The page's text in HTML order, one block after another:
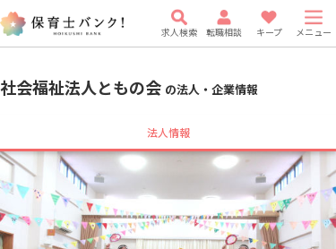
求人検索 転職相談 キープ メニュー
社会福祉法人ともの会 の法人・企業情報
法人情報